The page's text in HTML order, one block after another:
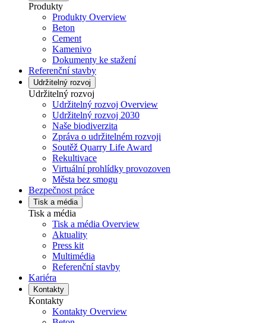
Produkty
Produkty Overview
Beton
Cement
Kamenivo
Dokumenty ke stažení
Referenční stavby
Udržitelný rozvoj
Udržitelný rozvoj
Udržitelný rozvoj Overview
Udržitelný rozvoj 2030
Naše biodiverzita
Zpráva o udržitelném rozvoji
Soutěž Quarry Life Award
Rekultivace
Virtuální prohlídky provozoven
Města bez smogu
Bezpečnost práce
Tisk a média
Tisk a média
Tisk a média Overview
Aktuality
Press kit
Multimédia
Referenční stavby
Kariéra
Kontakty
Kontakty
Kontakty Overview